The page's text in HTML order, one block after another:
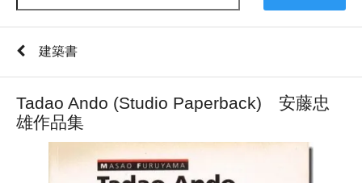
建築書
Tadao Ando (Studio Paperback) 安藤忠
雄作品集